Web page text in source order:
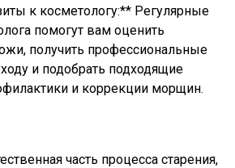
к косметологу:** Регулярные
помогут вам оценить
получить профессиональные
и подобрать подходящие
и коррекции морщин.
часть процесса старения,